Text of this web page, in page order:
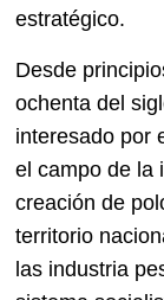
estratégico.
Desde
ochenta del
interesado por
el campo de la
creación de
territorio
las industria